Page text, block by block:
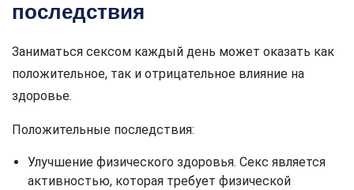
последствия
Заниматься сексом каждый день может оказать как
положительное, так и отрицательное влияние на
здоровье.
Положительные последствия:
Улучшение физического здоровья. Секс является
активностью, которая требует физической